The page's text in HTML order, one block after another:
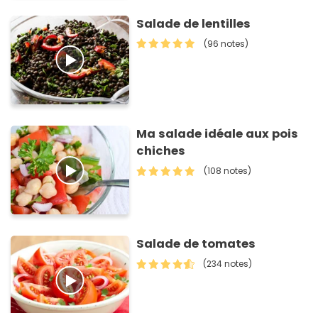
Salade de lentilles
(96 notes)
Ma salade idéale aux pois
chiches
(108 notes)
Salade de tomates
(234 notes)